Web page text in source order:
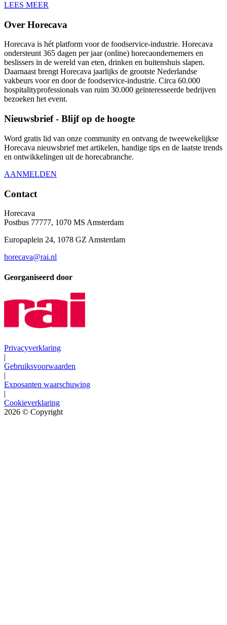
LEES MEER
Over Horecava
Horecava is hét platform voor de foodservice-industrie. Horecava
ondersteunt 365 dagen per jaar (online) horecaondernemers en
beslissers in de wereld van eten, drinken en buitenshuis slapen.
Daarnaast brengt Horecava jaarlijks de grootste Nederlandse
vakbeurs voor en door de foodservice-industrie. Circa 60.000
hospitalityprofessionals van ruim 30.000 geïnteresseerde bedrijven
bezoeken het event.
Nieuwsbrief - Blijf op de hoogte
Word gratis lid van onze community en ontvang de tweewekelijkse
Horecava nieuwsbrief met artikelen, handige tips en de laatste trends
en ontwikkelingen uit de horecabranche.
AANMELDEN
Contact
Horecava
Postbus 77777, 1070 MS Amsterdam
Europaplein 24, 1078 GZ Amsterdam
horecava@rai.nl
Georganiseerd door
Privacyverklaring
|
Gebruiksvoorwaarden
|
Exposanten waarschuwing
|
Cookieverklaring
2026 © Copyright